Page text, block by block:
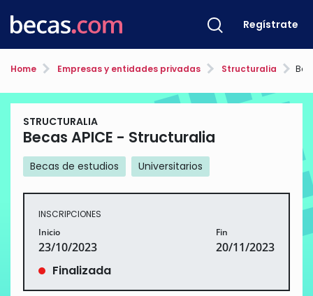
Regístrate
Home Empresas y entidades privadas Structuralia
STRUCTURALIA
Becas APICE - Structuralia
Becas de estudios Universitarios
INSCRIPCIONES
Inicio
23/10/2023
Fin
20/11/2023
Finalizada